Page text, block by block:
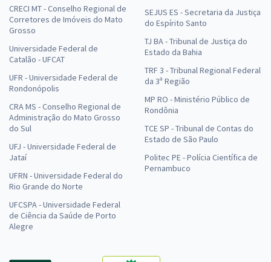
CRECI MT - Conselho Regional de
Corretores de Imóveis do Mato
Grosso
Universidade Federal de
Catalão - UFCAT
UFR - Universidade Federal de
Rondonópolis
CRA MS - Conselho Regional de
Administração do Mato Grosso
do Sul
UFJ - Universidade Federal de
Jataí
UFRN - Universidade Federal do
Rio Grande do Norte
UFCSPA - Universidade Federal
de Ciência da Saúde de Porto
Alegre
SEJUS ES - Secretaria da Justiça
do Espírito Santo
TJ BA - Tribunal de Justiça do
Estado da Bahia
TRF 3 - Tribunal Regional Federal
da 3ª Região
MP RO - Ministério Público de
Rondônia
TCE SP - Tribunal de Contas do
Estado de São Paulo
Politec PE - Polícia Científica de
Pernambuco